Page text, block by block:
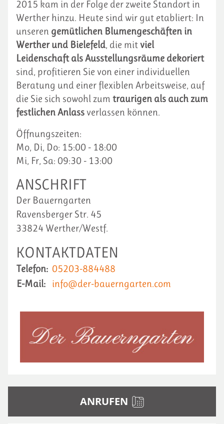
2015 kam in der Folge der zweite Standort in
Werther hinzu. Heute sind wir gut etabliert: In
unseren gemütlichen Blumengeschäften in
Werther und Bielefeld, die mitviel
Leidenschaft als Ausstellungsräume dekoriert
sind, profitieren Sie von einer individuellen
Beratung und einer flexiblen Arbeitsweise, auf
die Sie sich sowohl zum traurigen als auch zum
festlichen Anlassverlassen können.
Öffnungszeiten:
Mo, Di, Do: 15:00 - 18:00
Mi, Fr, Sa: 09:30 - 13:00
ANSCHRIFT
Der Bauerngarten
Ravensberger Str. 45
33824 Werther/Westf.
KONTAKTDATEN
Telefon: 05203-884488
E-Mail:
info@der-bauerngarten.com
ANRUFEN